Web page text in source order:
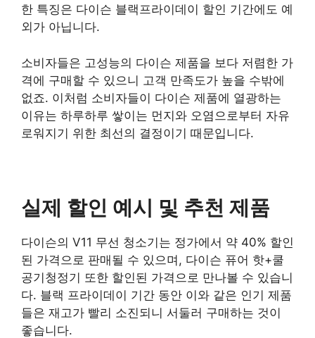
한 특징은 다이슨 블랙프라이데이 할인 기간에도 예
외가 아닙니다.
소비자들은 고성능의 다이슨 제품을 보다 저렴한 가
격에 구매할 수 있으니 고객 만족도가 높을 수밖에
없죠. 이처럼 소비자들이 다이슨 제품에 열광하는
이유는 하루하루 쌓이는 먼지와 오염으로부터 자유
로워지기 위한 최선의 결정이기 때문입니다.
실제 할인 예시 및 추천 제품
다이슨의 V11 무선 청소기는 정가에서 약 40% 할인
된 가격으로 판매될 수 있으며, 다이슨 퓨어 핫+쿨
공기청정기 또한 할인된 가격으로 만나볼 수 있습니
다. 블랙 프라이데이 기간 동안 이와 같은 인기 제품
들은 재고가 빨리 소진되니 서둘러 구매하는 것이
좋습니다.